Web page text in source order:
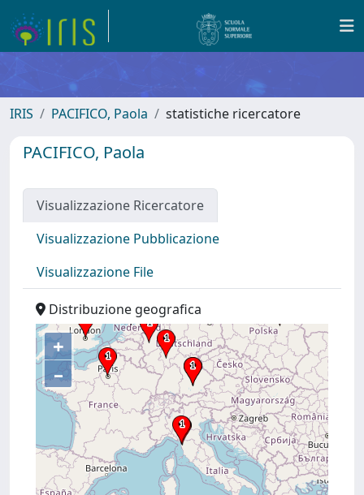
IRIS PACIFICO, Paola statistiche ricercatore
PACIFICO, Paola
Visualizzazione Ricercatore
Visualizzazione Pubblicazione
Visualizzazione File
Distribuzione geografica
+
–